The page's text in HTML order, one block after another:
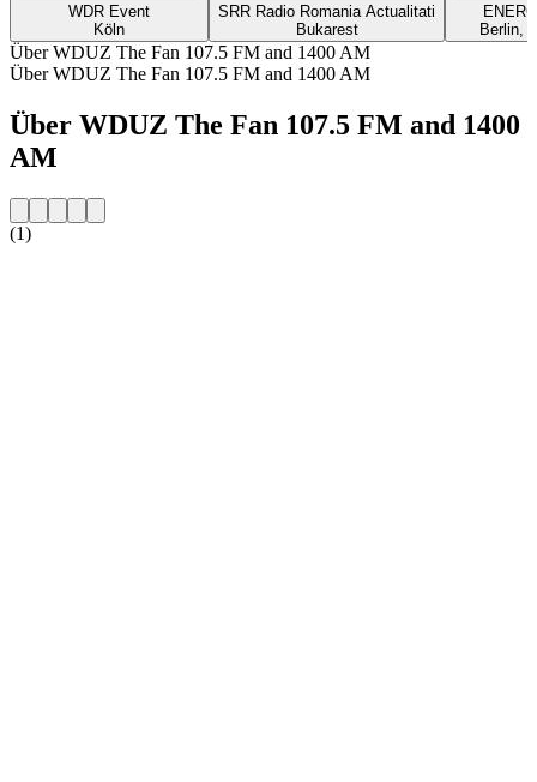
WDR Event
Köln
SRR Radio Romania Actualitati
Bukarest
Berlin,
Über WDUZ The Fan 107.5 FM and 1400 AM
Über WDUZ The Fan 107.5 FM and 1400 AM
Über WDUZ The Fan 107.5 FM and 1400
AM
(1)